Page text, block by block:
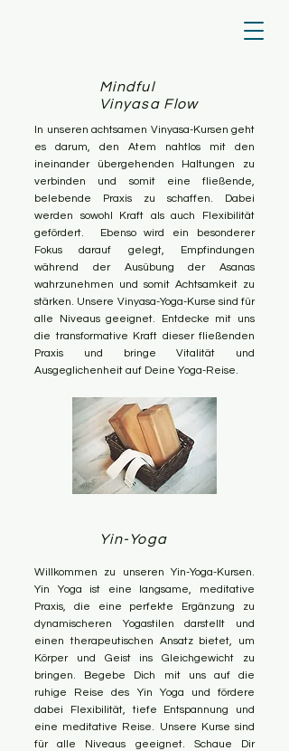
Mindful
Vinyasa Flow
In unseren achtsamen Vinyasa-Kursen geht
es darum, den Atem nahtlos mit den
ineinander übergehenden Haltungen zu
verbinden und somit eine fließende,
belebende Praxis zu schaffen. Dabei
werden sowohl Kraft als auch Flexibilität
gefördert. Ebenso wird ein besonderer
Fokus darauf gelegt, Empfindungen
während der Ausübung der Asanas
wahrzunehmen und somit Achtsamkeit zu
stärken. Unsere Vinyasa-Yoga-Kurse sind für
alle Niveaus geeignet. Entdecke mit uns
die transformative Kraft dieser fließenden
Praxis und bringe Vitalität und
Ausgeglichenheit auf Deine Yoga-Reise.
Yin-Yoga
Willkommen zu unseren Yin-Yoga-Kursen.
Yin Yoga ist eine langsame, meditative
Praxis, die eine perfekte Ergänzung zu
dynamischeren Yogastilen darstellt und
einen therapeutischen Ansatz bietet, um
Körper und Geist ins Gleichgewicht zu
bringen. Begebe Dich mit uns auf die
ruhige Reise des Yin Yoga und fördere
dabei Flexibilität, tiefe Entspannung und
eine meditative Reise. Unsere Kurse sind
für alle Niveaus geeignet. Schaue Dir